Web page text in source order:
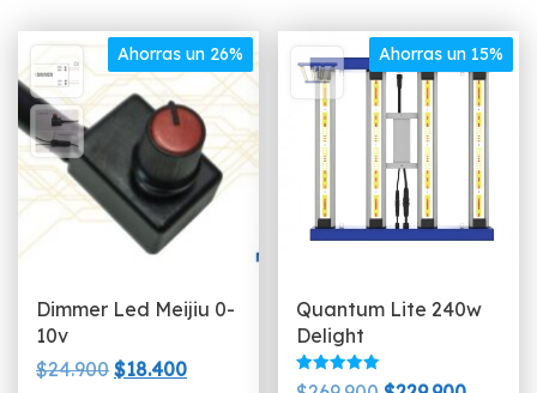
Ahorras un 26%
Dimmer Led Meijiu 0-
10v
$24.900 El
$18.400El
Ahorras un 15%
Quantum Lite 240w
Delight
Valorado